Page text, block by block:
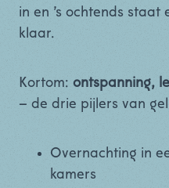
in en ’s ochtends staat
klaar.
Kortom: ontspanning,
– de drie pijlers van
Overnachting in
kamers